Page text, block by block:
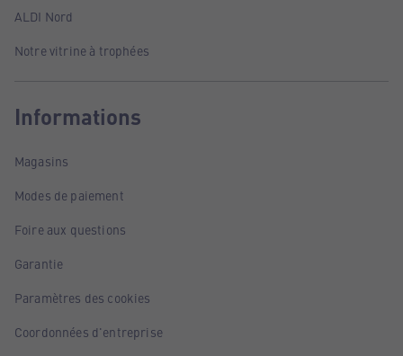
ALDI Nord
Notre vitrine à trophées
Informations
Magasins
Modes de paiement
Foire aux questions
Garantie
Paramètres des cookies
Coordonnées d'entreprise